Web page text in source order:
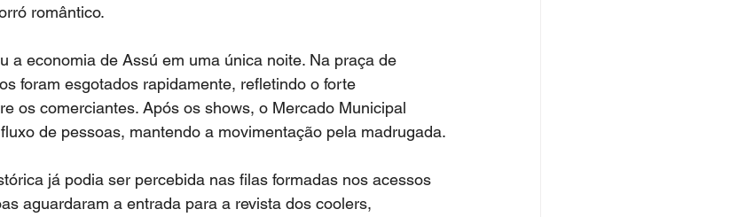
romântico.
a economia de Assú em uma única noite. Na praça de
foram esgotados rapidamente, refletindo o forte
os comerciantes. Após os shows, o Mercado Municipal
de pessoas, mantendo a movimentação pela madrugada.
já podia ser percebida nas filas formadas nos acessos
aguardaram a entrada para a revista dos coolers,